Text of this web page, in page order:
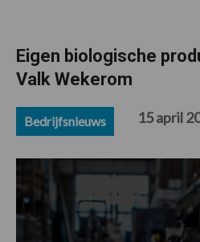
Eigen biologische
Valk Wekerom
Bedrijfsnieuws 15 april